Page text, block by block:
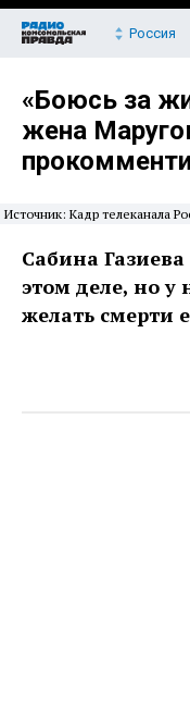
Россия
«Боюсь за
жена
Источник: Кадр телеканала
Сабина Газиева
этом деле, но у
желать смерти